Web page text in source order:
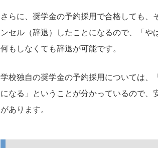
さらに、奨学金の予約採用で合格しても
ンセル（辞退）したことになるので、「や
何もしなくても辞退が可能です。
学校独自の奨学金の予約採用については、
になる」ということが分かっているので、
があります。